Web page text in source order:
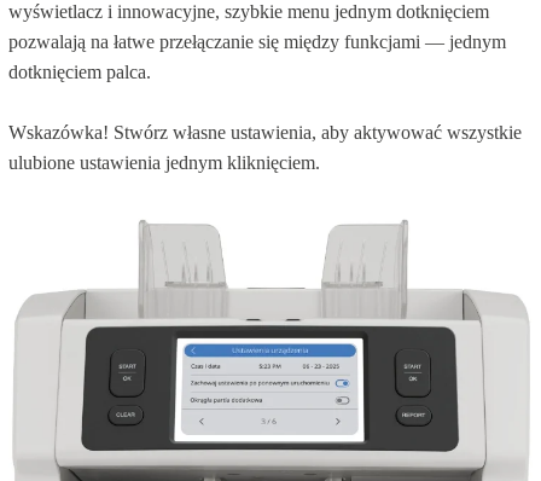
wyświetlacz i innowacyjne, szybkie menu jednym dotknięciem
pozwalają na łatwe przełączanie się między funkcjami — jednym
dotknięciem palca.
Wskazówka! Stwórz własne ustawienia, aby aktywować wszystkie
ulubione ustawienia jednym kliknięciem.